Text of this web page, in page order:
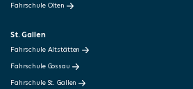
Fahrschule Olten
St. Gallen
Fahrschule Altstätten
Fahrschule Gossau
Fahrschule St. Gallen